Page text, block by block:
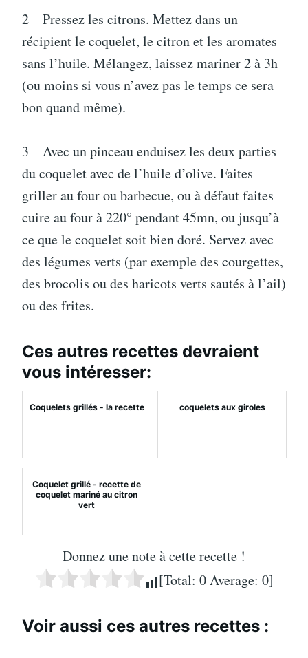
2 – Pressez les citrons. Mettez dans un
récipient le coquelet, le citron et les aromates
sans l’huile. Mélangez, laissez mariner 2 à 3h
(ou moins si vous n’avez pas le temps ce sera
bon quand même).
3 – Avec un pinceau enduisez les deux parties
du coquelet avec de l’huile d’olive. Faites
griller au four ou barbecue, ou à défaut faites
cuire au four à 220° pendant 45mn, ou jusqu’à
ce que le coquelet soit bien doré. Servez avec
des légumes verts (par exemple des courgettes,
des brocolis ou des haricots verts sautés à l’ail)
ou des frites.
Ces autres recettes devraient
vous intéresser:
Coquelets grillés - la recette coquelets aux giroles
Coquelet grillé - recette de
coquelet mariné au citron
vert
Donnez une note à cette recette !
[Total: 0Average: 0]
Voir aussi ces autres recettes :